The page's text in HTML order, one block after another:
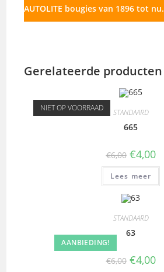
AUTOLITE bougies van 1896 tot nu.
Gerelateerde producten
NIET OP VOORRAAD STANDAARD
665
€6,00 €4,00
Lees meer
AANBIEDING!
STANDAARD
63
€6,00 €4,00